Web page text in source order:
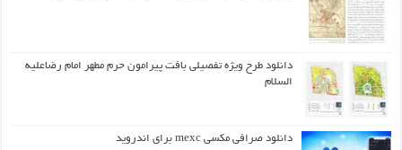
دانلود طرح ويژه تفصيلي بافت پيرامون حرم مطهر امام رضاعليه
السلام
دانلود صرافی مکسی mexc برای اندروید